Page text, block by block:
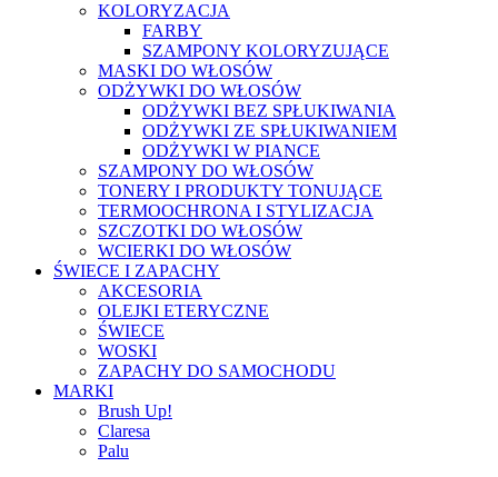
KOLORYZACJA
FARBY
SZAMPONY KOLORYZUJĄCE
MASKI DO WŁOSÓW
ODŻYWKI DO WŁOSÓW
ODŻYWKI BEZ SPŁUKIWANIA
ODŻYWKI ZE SPŁUKIWANIEM
ODŻYWKI W PIANCE
SZAMPONY DO WŁOSÓW
TONERY I PRODUKTY TONUJĄCE
TERMOOCHRONA I STYLIZACJA
SZCZOTKI DO WŁOSÓW
WCIERKI DO WŁOSÓW
ŚWIECE I ZAPACHY
AKCESORIA
OLEJKI ETERYCZNE
ŚWIECE
WOSKI
ZAPACHY DO SAMOCHODU
MARKI
Brush Up!
Claresa
Palu